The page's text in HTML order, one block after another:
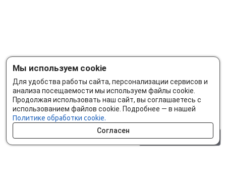
Мы используем cookie
Для удобства работы сайта, персонализации сервисов и
анализа посещаемости мы используем файлы cookie.
Продолжая использовать наш сайт, вы соглашаетесь с
использованием файлов cookie. Подробнее — в нашей
Политике обработки cookie.
Согласен